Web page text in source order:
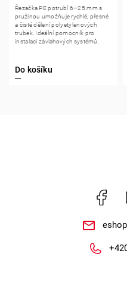
Do košíku
Řezačka PE potrubí 6–25 mm s
pružinou umožňuje rychlé, přesné
a čisté dělení polyetylenových
trubek. Ideální pomocník pro
instalaci závlahových systémů.
eshop